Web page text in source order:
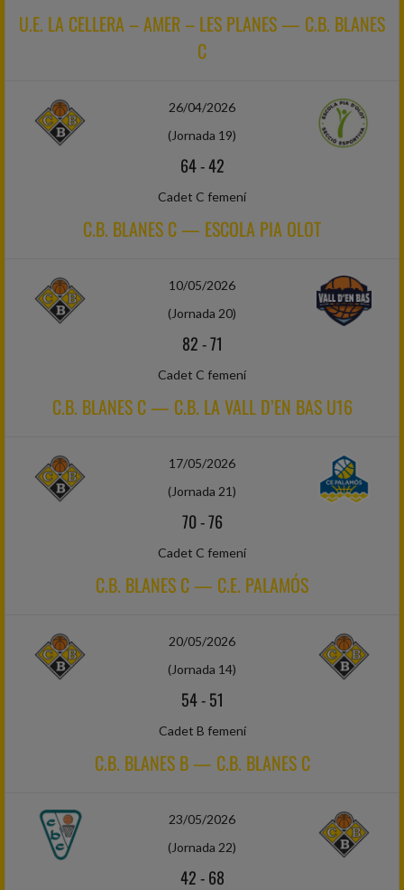
U.E. LA CELLERA – AMER – LES PLANES — C.B. BLANES
C
26/04/2026
(Jornada 19)
64-42
Cadet C femení
C.B. BLANES C — ESCOLA PIA OLOT
10/05/2026
(Jornada 20)
82-71
Cadet C femení
C.B. BLANES C — C.B. LA VALL D’EN BAS U16
17/05/2026
(Jornada 21)
70-76
Cadet C femení
C.B. BLANES C — C.E. PALAMÓS
20/05/2026
(Jornada 14)
54-51
Cadet B femení
C.B. BLANES B — C.B. BLANES C
23/05/2026
(Jornada 22)
42-68